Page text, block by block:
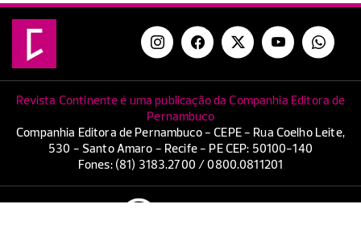
Revista Continente é uma publicação da Companhia Editora de
Pernambuco
Companhia Editora de Pernambuco - CEPE - Rua Coelho Leite,
530 - Santo Amaro - Recife - PE CEP: 50100-140
Fones: (81) 3183.2700 / 0800.0811201